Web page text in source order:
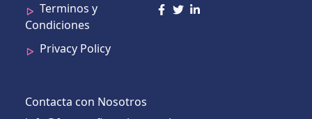
Terminos y
Condiciones
Privacy Policy
Contacta con Nosotros